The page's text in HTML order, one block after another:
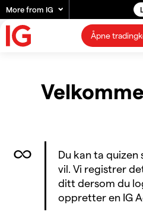
More from IG
Åpne
Du kan ta quizen
vil. Vi registrer
ditt dersom du
oppretter en IG